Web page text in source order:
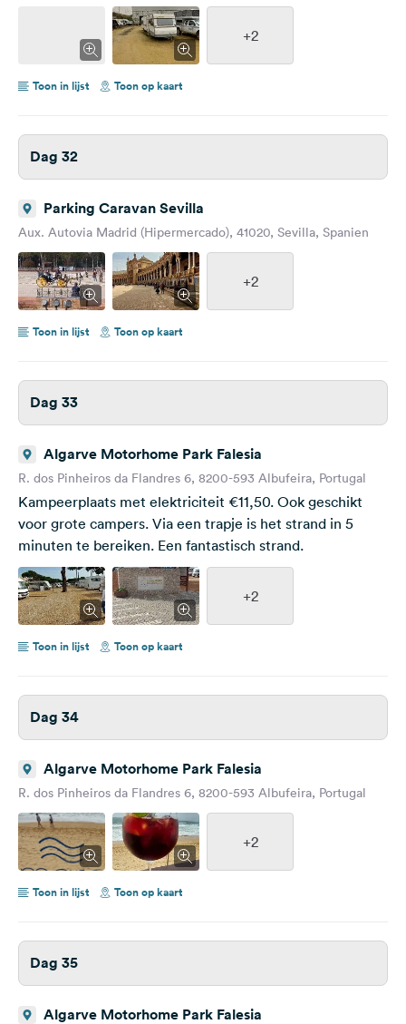
+2
Toon in lijst Toon op kaart
Dag 32
Parking Caravan Sevilla
Aux. Autovia Madrid (Hipermercado), 41020, Sevilla, Spanien
+2
Toon in lijst Toon op kaart
Dag 33
Algarve Motorhome Park Falesia
R. dos Pinheiros da Flandres 6, 8200-593 Albufeira, Portugal
Kampeerplaats met elektriciteit €11,50. Ook geschikt
voor grote campers. Via een trapje is het strand in 5
minuten te bereiken. Een fantastisch strand.
+2
Toon in lijst Toon op kaart
Dag 34
Algarve Motorhome Park Falesia
R. dos Pinheiros da Flandres 6, 8200-593 Albufeira, Portugal
+2
Toon in lijst Toon op kaart
Dag 35
Algarve Motorhome Park Falesia